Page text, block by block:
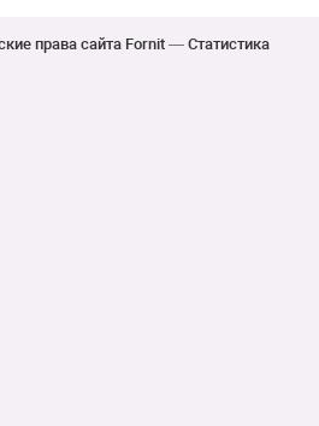
права сайта Fornit— Статистика